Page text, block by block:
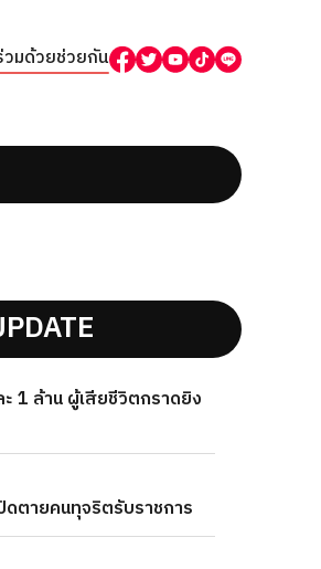
วมด้วยช่วยกัน
ะ 1 ล้าน ผู้เสียชีวิตกราดยิง
ตายคนทุจริตรับราชการ